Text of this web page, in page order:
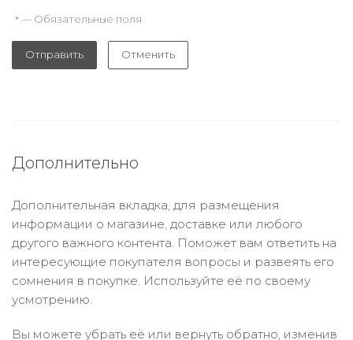
* — Обязательные поля
Отправить Отменить
Дополнительно
Дополнительная вкладка, для размещения
информации о магазине, доставке или любого
другого важного контента. Поможет вам ответить на
интересующие покупателя вопросы и развеять его
сомнения в покупке. Используйте её по своему
усмотрению.
Вы можете убрать её или вернуть обратно, изменив